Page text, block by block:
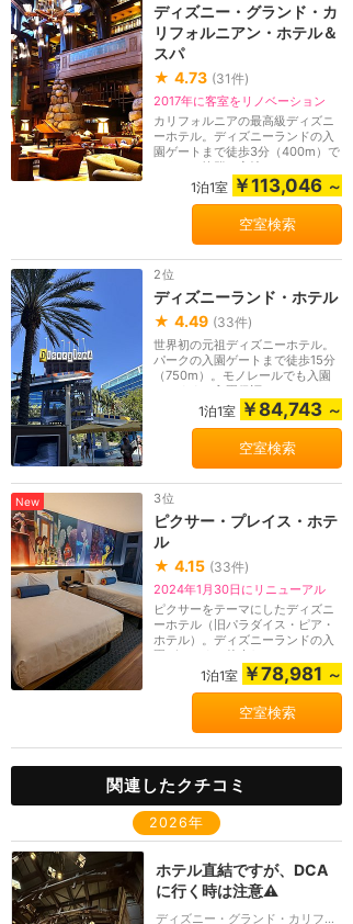
ディズニー・グランド・カ
リフォルニアン・ホテル＆
スパ
★ 4.73 (31件)
2017年に客室をリノベーション
カリフォルニアの最高級ディズニ
ーホテル。ディズニーランドの入
園ゲートまで徒歩3分（400m）で
アクセス抜群の立地...
1泊1室 ￥113,046 ～
空室検索
2位
ディズニーランド・ホテル
★ 4.49 (33件)
世界初の元祖ディズニーホテル。
パークの入園ゲートまで徒歩15分
（750m）。モノレールでも入園
できます。入園保証...
1泊1室 ￥84,743 ～
空室検索
New 3位
ピクサー・プレイス・ホテ
ル
★ 4.15 (33件)
2024年1月30日にリニューアル
ピクサーをテーマにしたディズニ
ーホテル（旧パラダイス・ピア・
ホテル）。ディズニーランドの入
園ゲートまで徒歩1...
1泊1室 ￥78,981 ～
空室検索
関連したクチコミ
2026年
ホテル直結ですが、DCA
に行く時は注意⚠
ディズニー・グランド・カリフォルニアン・ホテル＆スパ